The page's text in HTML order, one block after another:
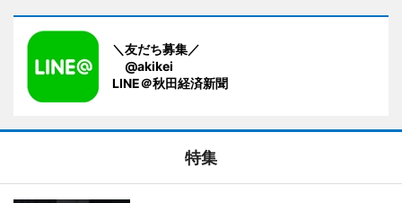
＼友だち募集／
@akikei
LINE＠秋田経済新聞
特集